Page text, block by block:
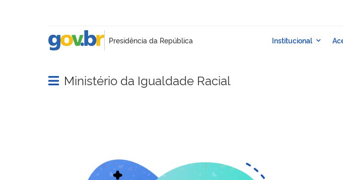
Abrir menu principal de navegação
Ministério da Igualdade Racial